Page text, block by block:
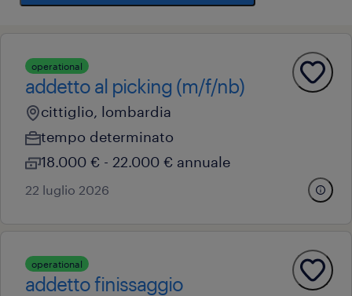
operational
addetto al picking (m/f/nb)
cittiglio, lombardia
tempo determinato
18.000 € - 22.000 € annuale
22 luglio 2026
operational
addetto finissaggio